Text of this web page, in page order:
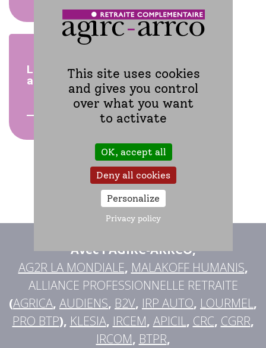
Les guichets uniques et
autres dispositifs
Avec l'AGIRC-ARRCO,
AG2R LA MONDIALE, MALAKOFF HUMANIS,
ALLIANCE PROFESSIONNELLE RETRAITE
(AGRICA, AUDIENS, B2V, IRP AUTO, LOURMEL,
PRO BTP), KLESIA, IRCEM, APICIL, CRC, CGRR,
IRCOM, BTPR,
This site uses cookies
and gives you control
over what you want
to activate
OK, accept all
Deny all cookies
Personalize
Privacy policy